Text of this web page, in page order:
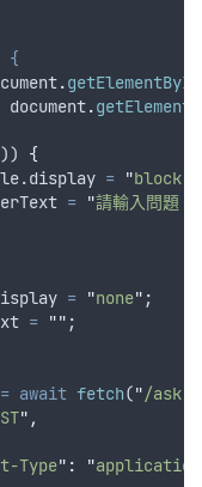
{
.getElementById
document.
{
display = "block
= "請輸入問題！
= "none" ;
= "" ;
= await fetch("/ask
" ,
Type" : "